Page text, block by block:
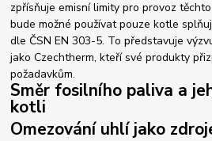
zpřísňuje emisní limity pro provoz
bude možné používat pouze kotle
dle ČSN EN 303-5. To představuje
jako Czechtherm, kteří své produkty
požadavkům.
Směr fosilního paliva a
kotli
Omezování uhlí jako